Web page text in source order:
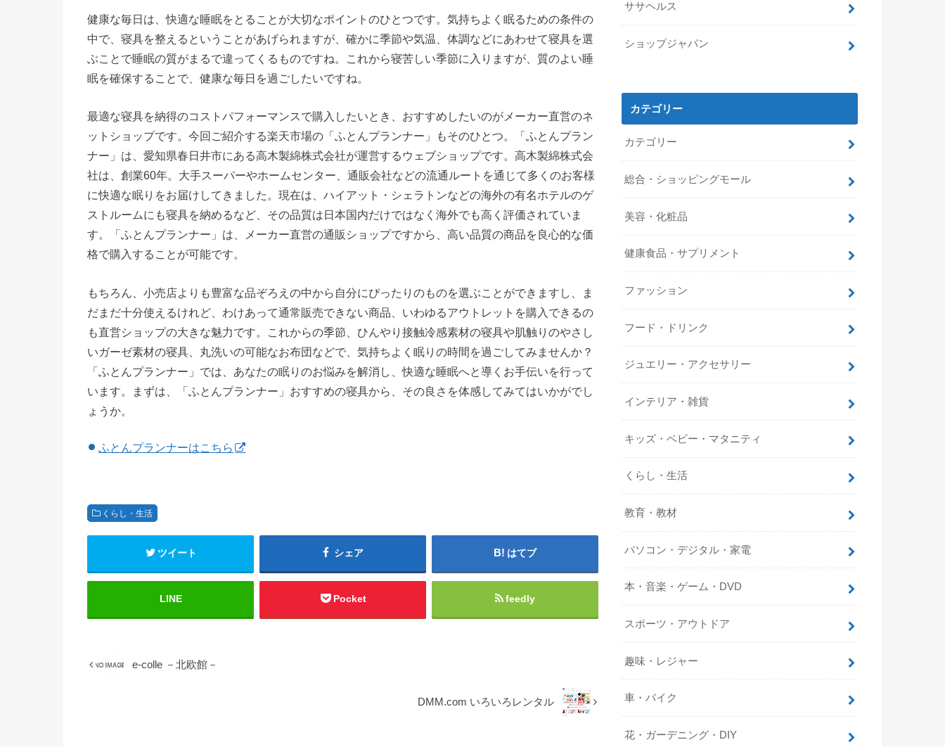
健康な毎日は、快適な睡眠をとることが大切なポイントのひとつです。気持ちよく眠るための条件の
中で、寝具を整えるということがあげられますが、確かに季節や気温、体調などにあわせて寝具を選
ぶことで睡眠の質がまるで違ってくるものですね。これから寝苦しい季節に入りますが、質のよい睡
眠を確保することで、健康な毎日を過ごしたいですね。
最適な寝具を納得のコストパフォーマンスで購入したいとき、おすすめしたいのがメーカー直営のネ
ットショップです。今回ご紹介する楽天市場の「ふとんプランナー」もそのひとつ。「ふとんプラン
ナー」は、愛知県春日井市にある高木製綿株式会社が運営するウェブショップです。高木製綿株式会
社は、創業60年。大手スーパーやホームセンター、通販会社などの流通ルートを通じて多くのお客様
に快適な眠りをお届けしてきました。現在は、ハイアット・シェラトンなどの海外の有名ホテルのゲ
ストルームにも寝具を納めるなど、その品質は日本国内だけではなく海外でも高く評価されていま
す。「ふとんプランナー」は、メーカー直営の通販ショップですから、高い品質の商品を良心的な価
格で購入することが可能です。
もちろん、小売店よりも豊富な品ぞろえの中から自分にぴったりのものを選ぶことができますし、ま
だまだ十分使えるけれど、わけあって通常販売できない商品、いわゆるアウトレットを購入できるの
も直営ショップの大きな魅力です。これからの季節、ひんやり接触冷感素材の寝具や肌触りのやさし
いガーゼ素材の寝具、丸洗いの可能なお布団などで、気持ちよく眠りの時間を過ごしてみませんか？
「ふとんプランナー」では、あなたの眠りのお悩みを解消し、快適な睡眠へと導くお手伝いを行って
います。まずは、「ふとんプランナー」おすすめの寝具から、その良さを体感してみてはいかがでし
ょうか。
ふとんプランナーはこちら
くらし・生活
ツイート シェア はてブ
LINE Pocket feedly
e-colle －北欧館－
DMM.com いろいろレンタル
ササヘルス
ショップジャパン
カテゴリー
カテゴリー
総合・ショッピングモール
美容・化粧品
健康食品・サプリメント
ファッション
フード・ドリンク
ジュエリー・アクセサリー
インテリア・雑貨
キッズ・ベビー・マタニティ
くらし・生活
教育・教材
パソコン・デジタル・家電
本・音楽・ゲーム・DVD
スポーツ・アウトドア
趣味・レジャー
車・バイク
花・ガーデニング・DIY